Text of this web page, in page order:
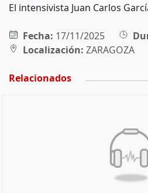
El intensivista Juan Carlos
Fecha: 17/11/2025
Localización: ZARAGOZA
Relacionados